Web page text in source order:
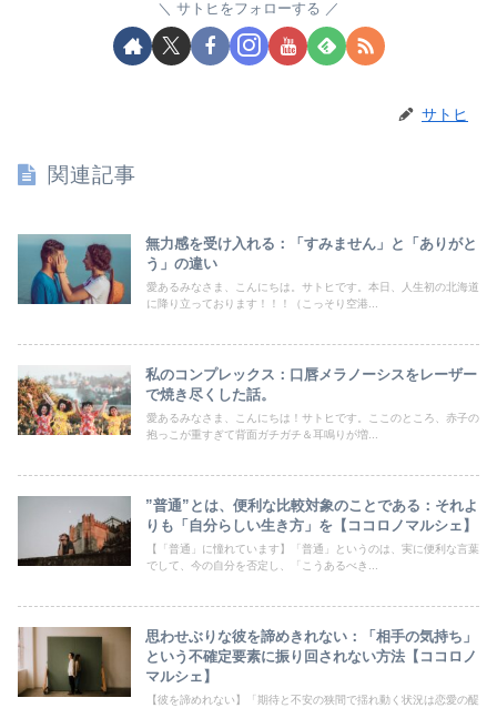
サトヒをフォローする
サトヒ
関連記事
無力感を受け入れる：「すみません」と「ありがと
う」の違い
愛あるみなさま、こんにちは。サトヒです。本日、人生初の北海道
に降り立っております！！！（こっそり空港...
私のコンプレックス：口唇メラノーシスをレーザー
で焼き尽くした話。
愛あるみなさま、こんにちは！サトヒです。ここのところ、赤子の
抱っこが重すぎて背面ガチガチ＆耳鳴りが増...
”普通”とは、便利な比較対象のことである：それよ
りも「自分らしい生き方」を【ココロノマルシェ】
【「普通」に憧れています】「普通」というのは、実に便利な言葉
でして、今の自分を否定し、「こうあるべき...
思わせぶりな彼を諦めきれない：「相手の気持ち」
という不確定要素に振り回されない方法【ココロノ
マルシェ】
【彼を諦めれない】「期待と不安の狭間で揺れ動く状況は恋愛の醍